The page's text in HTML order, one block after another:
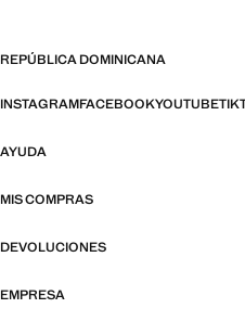
REPÚBLICA DOMINICANA
INSTAGRAMFACEBOOKYOUTUBE
AYUDA
MIS COMPRAS
DEVOLUCIONES
EMPRESA